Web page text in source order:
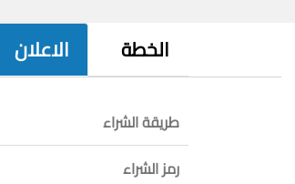
الخطة الاعلان
طريقة الشراء
رمز الشراء